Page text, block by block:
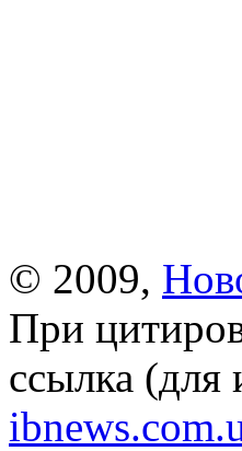
© 2009,
При
ссылка (для